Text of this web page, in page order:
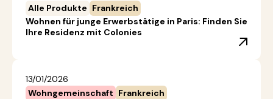
Alle Produkte Frankreich
Wohnen für junge Erwerbstätige in Paris: Finden Sie
Ihre Residenz mit Colonies
13/01/2026
Wohngemeinschaft Frankreich